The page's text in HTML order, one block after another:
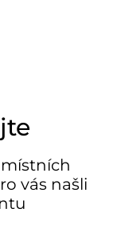
vás našli